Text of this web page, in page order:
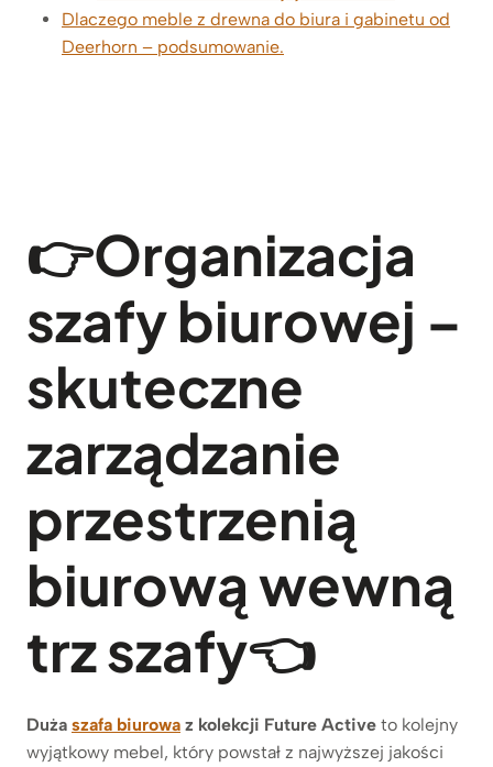
Dlaczego meble z drewna do biura i gabinetu od
Deerhorn – podsumowanie.
👉Organizacja
szafy biurowej –
skuteczne
zarządzanie
przestrzenią
biurową wewną
trz szafy👈
Duża szafa biurowa z kolekcji Future Active to kolejny
wyjątkowy mebel, który powstał z najwyższej jakości